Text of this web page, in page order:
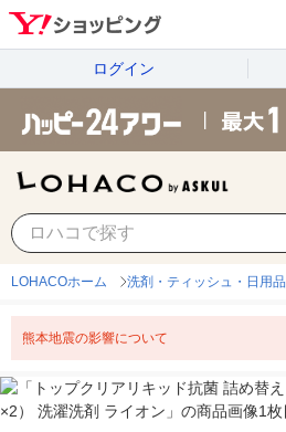
ログイン
LOHACOホーム 洗剤・ティッシュ・日用品
熊本地震の影響について